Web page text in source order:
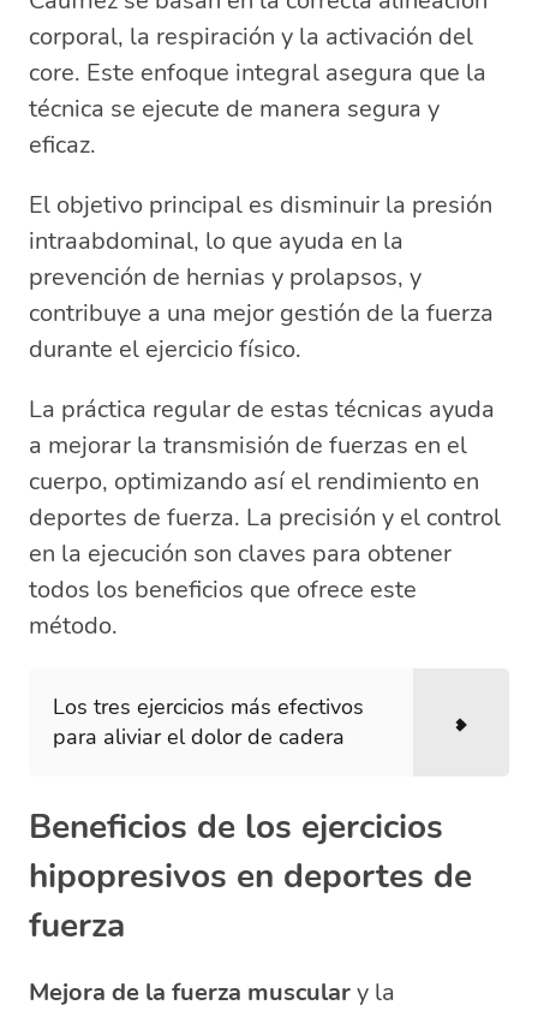
corporal, la respiración y la activación del
core. Este enfoque integral asegura que la
técnica se ejecute de manera segura y
eficaz.
El objetivo principal es disminuir la presión
intraabdominal, lo que ayuda en la
prevención de hernias y prolapsos, y
contribuye a una mejor gestión de la fuerza
durante el ejercicio físico.
La práctica regular de estas técnicas ayuda
a mejorar la transmisión de fuerzas en el
cuerpo, optimizando así el rendimiento en
deportes de fuerza. La precisión y el control
en la ejecución son claves para obtener
todos los beneficios que ofrece este
método.
Los tres ejercicios más efectivos
para aliviar el dolor de cadera
Beneficios de los ejercicios
hipopresivos en deportes de
fuerza
Mejora de la fuerza musculary la